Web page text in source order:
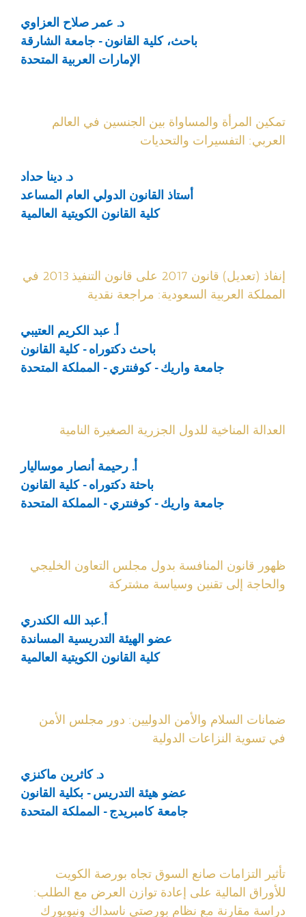
د. عمر صلاح العزاوي
باحث، كلية القانون - جامعة الشارقة
الإمارات العربية المتحدة
تمكين المرأة والمساواة بين الجنسين في العالم
العربي: التفسيرات والتحديات
د. دينا حداد
أستاذ القانون الدولي العام المساعد
كلية القانون الكويتية العالمية
إنفاذ (تعديل) قانون 2017 على قانون التنفيذ 2013 في
المملكة العربية السعودية: مراجعة نقدية
أ. عبد الكريم العتيبي
باحث دكتوراه - كلية القانون
جامعة واريك - كوفنتري - المملكة المتحدة
العدالة المناخية للدول الجزرية الصغيرة النامية
أ. رحيمة أنصار موساليار
باحثة دكتوراه - كلية القانون
جامعة واريك - كوفنتري - المملكة المتحدة
ظهور قانون المنافسة بدول مجلس التعاون الخليجي
والحاجة إلى تقنين وسياسة مشتركة
أ.عبد الله الكندري
عضو الهيئة التدريسية المساندة
كلية القانون الكويتية العالمية
ضمانات السلام والأمن الدوليين: دور مجلس الأمن
في تسوية النزاعات الدولية
د. كاثرين ماكنزي
عضو هيئة التدريس - بكلية القانون
جامعة كامبريدج - المملكة المتحدة
تأثير التزامات صانع السوق تجاه بورصة الكويت
للأوراق المالية على إعادة توازن العرض مع الطلب:
دراسة مقارنة مع نظام بورصتي ناسداك ونيويورك